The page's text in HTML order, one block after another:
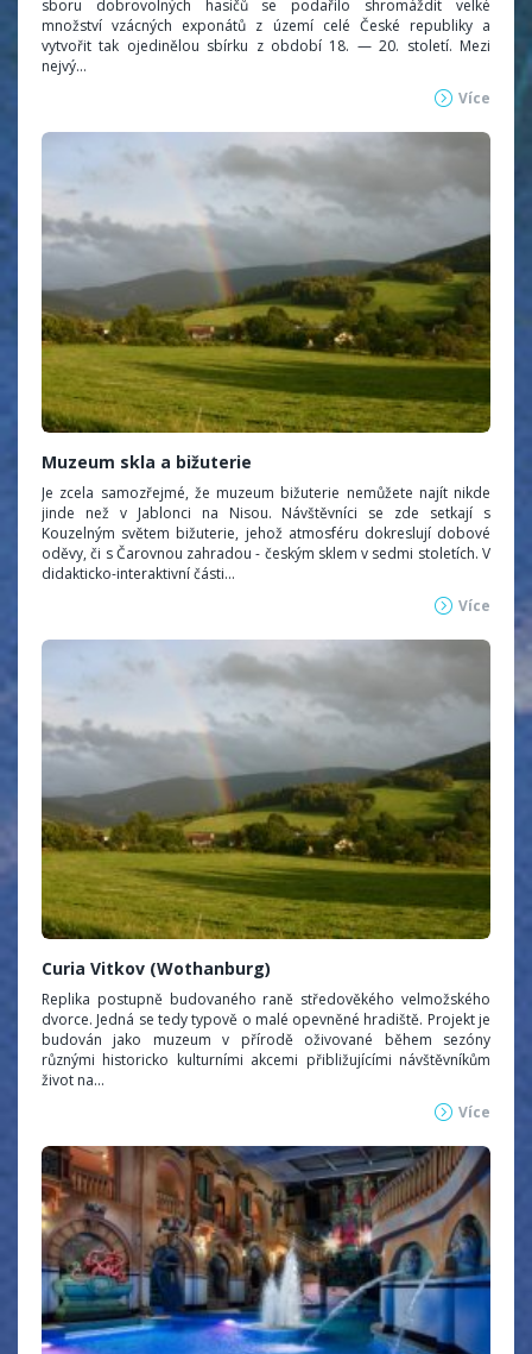
sboru dobrovolných hasičů se podařilo shromáždit velké
množství vzácných exponátů z území celé České republiky a
vytvořit tak ojedinělou sbírku z období 18. — 20. století. Mezi
nejvý...
Více
Muzeum skla a bižuterie
Je zcela samozřejmé, že muzeum bižuterie nemůžete najít nikde
jinde než v Jablonci na Nisou. Návštěvníci se zde setkají s
Kouzelným světem bižuterie, jehož atmosféru dokreslují dobové
oděvy, či s Čarovnou zahradou - českým sklem v sedmi stoletích. V
didakticko-interaktivní části...
Více
Curia Vitkov (Wothanburg)
Replika postupně budovaného raně středověkého velmožského
dvorce. Jedná se tedy typově o malé opevněné hradiště. Projekt je
budován jako muzeum v přírodě oživované během sezóny
různými historicko kulturními akcemi přibližujícími návštěvníkům
život na...
Více